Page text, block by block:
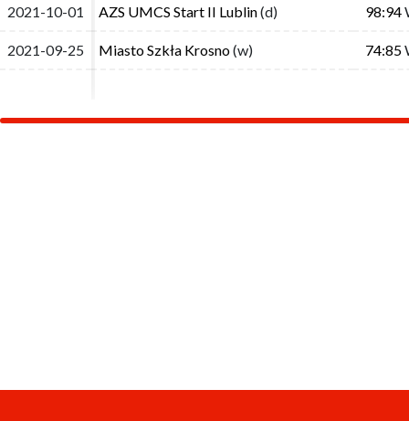
2021-10-01 AZS UMCS Start II Lublin(d) 98:94
2021-09-25 Miasto Szkła Krosno(w) 74:85
2021-10-01 AZS UMCS Start II Lublin(d) 98:94
2021-09-25 Miasto Szkła Krosno(w) 74:85